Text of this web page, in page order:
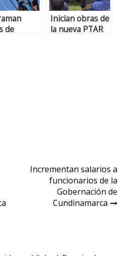
de
Inician obras de
la nueva PTAR
Incrementan salarios a
funcionarios de la
Gobernación de
Cundinamarca